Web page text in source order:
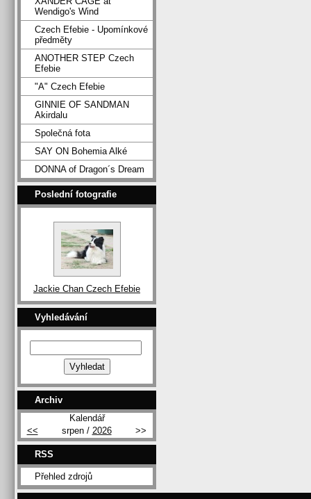
Wendigo's Wind
Czech Efebie - Upomínkové
předměty
ANOTHER STEP Czech
Efebie
"A" Czech Efebie
GINNIE OF SANDMAN
Akirdalu
Společná fota
SAY ON Bohemia Alké
DONNA of Dragon´s Dream
Poslední fotografie
Jackie Chan Czech Efebie
Vyhledávání
Archiv
Kalendář
<<
srpen / 2026 >>
RSS
Přehled zdrojů